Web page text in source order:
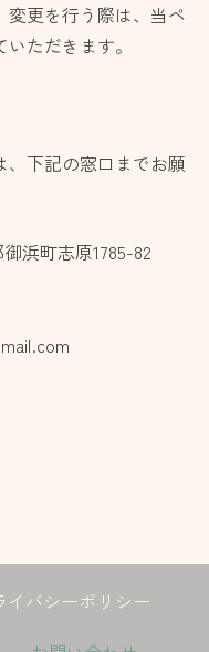
更を行う際は、当ペ
ただきます。
下記の窓口までお願
浜町志原1785-82
イバシーポリシー